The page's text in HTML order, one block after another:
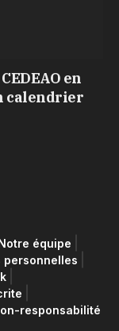
en
calendrier
équipe
personnelles
responsabilité